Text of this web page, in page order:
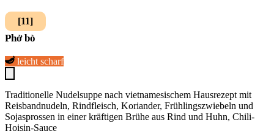
[11]
Phở bò
leicht scharf
Traditionelle Nudelsuppe nach vietnamesischem Hausrezept mit
Reisbandnudeln, Rindfleisch, Koriander, Frühlingszwiebeln und
Sojasprossen in einer kräftigen Brühe aus Rind und Huhn, Chili-
Hoisin-Sauce